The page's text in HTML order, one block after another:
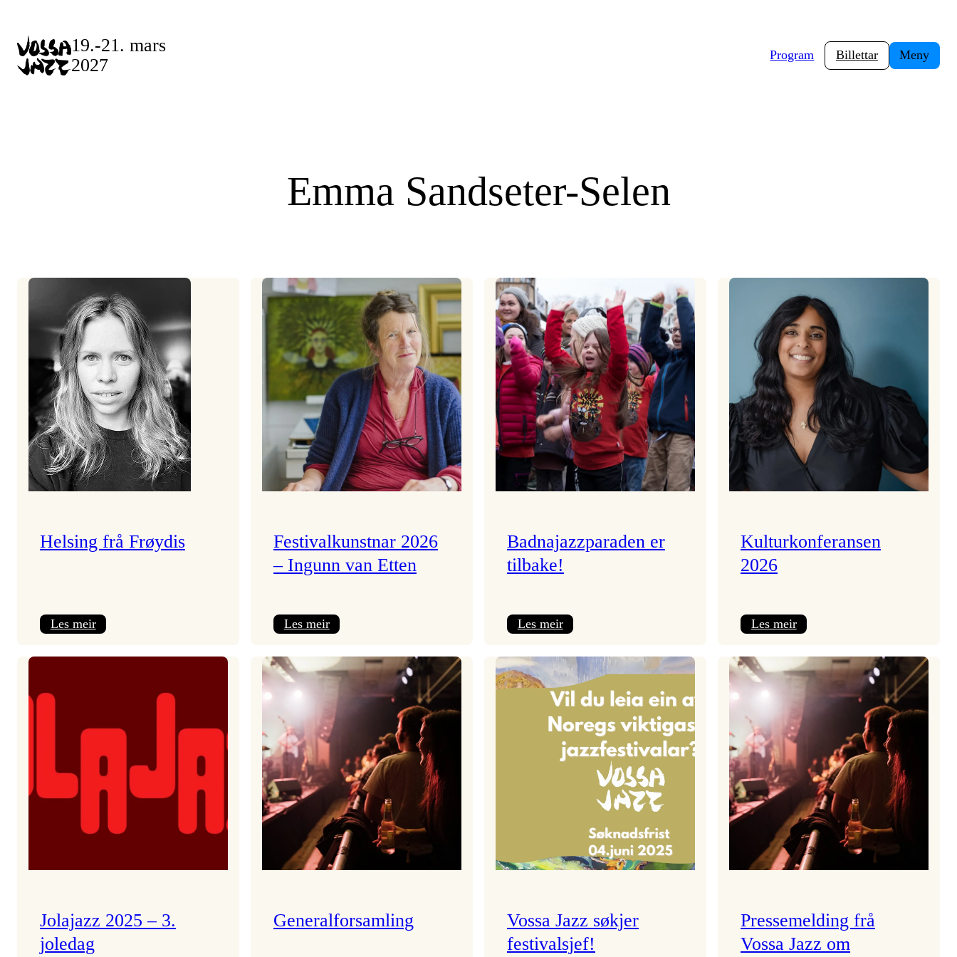
content
19.-21. mars
2027
Program Billettar Meny
Emma Sandseter-Selen
Helsing frå Frøydis
Les meir:
Festivalkunstnar 2026
– Ingunn van Etten
Les meir:
2026
–
Ingunn van Etten
Badnajazzparaden er
tilbake!
Les meir:
er
tilbake!
Kulturkonferansen
2026
Les meir:
2026
Jolajazz 2025 – 3.
joledag
Generalforsamling
Vossa Jazz søkjer
festivalsjef!
Pressemelding frå
Vossa Jazz om